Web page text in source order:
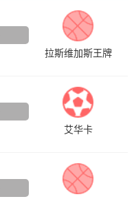
拉斯维加斯王牌
艾华卡